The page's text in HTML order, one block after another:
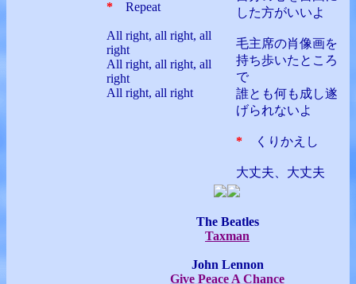
* Repeat
All right, all right, all
right
All right, all right, all
right
All right, all right
した方がいいよ
毛主席の肖像画を
持ち歩いたところ
で
誰とも何も成し遂
げられないよ
* くりかえし
大丈夫、大丈夫
The Beatles
Taxman
John Lennon
Give Peace A Chance